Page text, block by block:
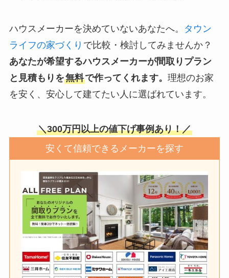
ハウスメーカーを決めていないあなたへ。
タウン
ライフの家づくり で比較・検討してみませんか？
あなたが希望するハウスメーカーが間取りプラン
と見積もりを無料で作ってくれます。 理想のお家
を安く、安心して建てたい人に選ばれています。
＼300万円以上の値下げ事例あり！／
安くて信頼できるメーカーを探す